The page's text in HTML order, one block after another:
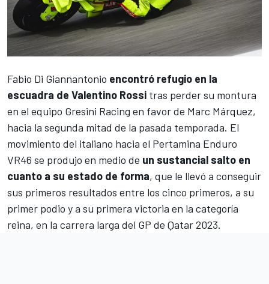
Fabio Di Giannantonio encontró refugio en la
escuadra de Valentino Rossi tras perder su montura
en el equipo Gresini Racing en favor de Marc Márquez,
hacia la segunda mitad de la pasada temporada. El
movimiento del italiano hacia el Pertamina Enduro
VR46 se produjo en medio de un sustancial salto en
cuanto a su estado de forma, que le llevó a conseguir
sus primeros resultados entre los cinco primeros, a su
primer podio ya su primera victoria en la categoría
reina, en la carrera larga del GP de Qatar 2023.